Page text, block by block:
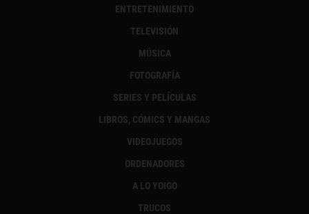
ENTRETENIMIENTO
TELEVISIÓN
MÚSICA
FOTOGRAFÍA
SERIES Y PELÍCULAS
LIBROS, CÓMICS Y MANGAS
VIDEOJUEGOS
ORDENADORES
A LO YOIGO
TRUCOS